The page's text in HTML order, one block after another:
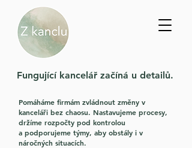
Fungující kancelář začíná u detailů.
Pomáháme firmám zvládnout změny v
kanceláři bez chaosu. Nastavujeme procesy,
držíme rozpočty pod kontrolou
a podporujeme týmy, aby obstály i v
náročných situacích.